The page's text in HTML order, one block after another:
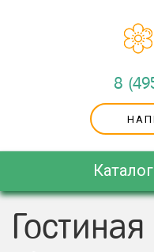
8
Гостиная